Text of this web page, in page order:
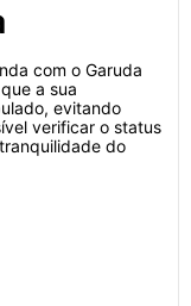
com o Garuda
a sua
evitando
verificar o status
do